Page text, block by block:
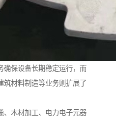
确保设备长期稳定运行，而
筑材料制造等业务则扩展了
、木材加工、电力电子元器